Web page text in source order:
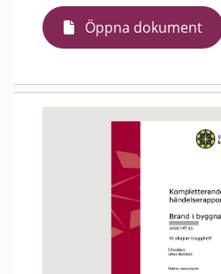
Öppna dokument